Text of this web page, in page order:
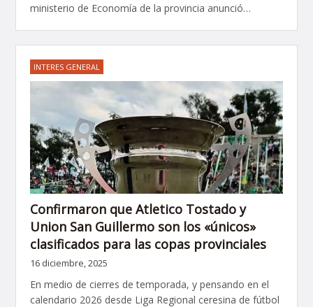
ministerio de Economía de la provincia anunció…
INTERES GENERAL
Confirmaron que Atletico Tostado y
Union San Guillermo son los «únicos»
clasificados para las copas provinciales
16 diciembre, 2025
En medio de cierres de temporada, y pensando en el
calendario 2026 desde Liga Regional ceresina de fútbol